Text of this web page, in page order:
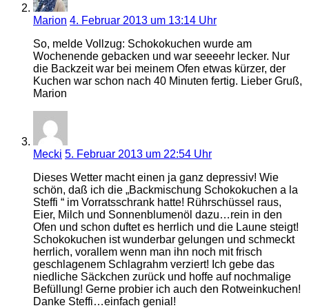
Marion 4. Februar 2013 um 13:14 Uhr
So, melde Vollzug: Schokokuchen wurde am
Wochenende gebacken und war seeeehr lecker. Nur
die Backzeit war bei meinem Ofen etwas kürzer, der
Kuchen war schon nach 40 Minuten fertig. Lieber Gruß,
Marion
Mecki 5. Februar 2013 um 22:54 Uhr
Dieses Wetter macht einen ja ganz depressiv! Wie
schön, daß ich die „Backmischung Schokokuchen a la
Steffi “ im Vorratsschrank hatte! Rührschüssel raus,
Eier, Milch und Sonnenblumenöl dazu…rein in den
Ofen und schon duftet es herrlich und die Laune steigt!
Schokokuchen ist wunderbar gelungen und schmeckt
herrlich, vorallem wenn man ihn noch mit frisch
geschlagenem Schlagrahm verziert! Ich gebe das
niedliche Säckchen zurück und hoffe auf nochmalige
Befüllung! Gerne probier ich auch den Rotweinkuchen!
Danke Steffi…einfach genial!